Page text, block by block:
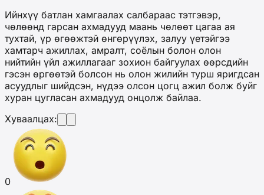
Ийнхүү батлан хамгаалах салбараас тэтгэвэр,
чөлөөнд гарсан ахмадууд маань чөлөөт цагаа ая
тухтай, үр өгөөжтэй өнгөрүүлэх, залуу үетэйгээ
хамтарч ажиллах, амралт, соёлын болон олон
нийтийн үйл ажиллагааг зохион байгуулах өөрсдийн
гэсэн өргөөтэй болсон нь олон жилийн турш яригдсан
асуудлыг шийдсэн, нүдээ олсон цогц ажил болж буйг
хуран цугласан ахмадууд онцолж байлаа.
Хуваалцах:
0